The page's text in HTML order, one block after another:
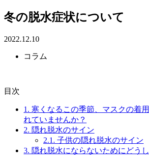
冬の脱水症状について
2022.12.10
コラム
目次
1. 寒くなるこの季節、マスクの着
れていませんか？
2. 隠れ脱水のサイン
2.1. 子供の隠れ脱水のサイン
3. 隠れ脱水にならないためにどう